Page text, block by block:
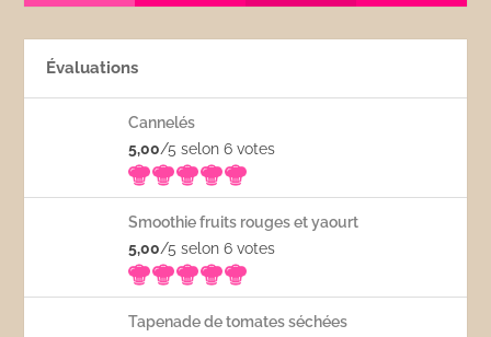
Évaluations
Cannelés
5,00/5 selon 6votes
Smoothie fruits rouges et yaourt
5,00/5 selon 6votes
Tapenade de tomates séchées